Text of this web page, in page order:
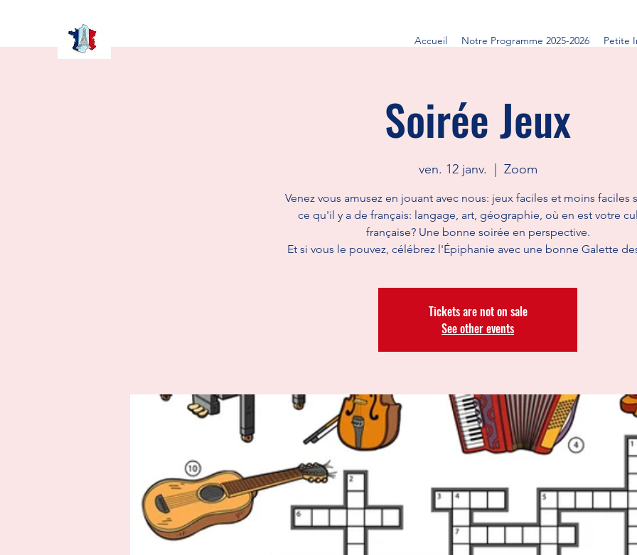
Accueil Notre Programme 2025-2026 Petite
Soirée Jeux
ven. 12 janv. Zoom
Venez vous amusez en jouant avec nous: jeux faciles et moins faciles
ce qu'il y a de français: langage, art, géographie, où en est votre
française? Une bonne soirée en perspective.
Et si vous le pouvez, célébrez l'Épiphanie avec une bonne Galette
Tickets are not on sale
See other events